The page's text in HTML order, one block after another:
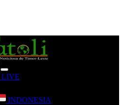
LIVE
INDONESIA